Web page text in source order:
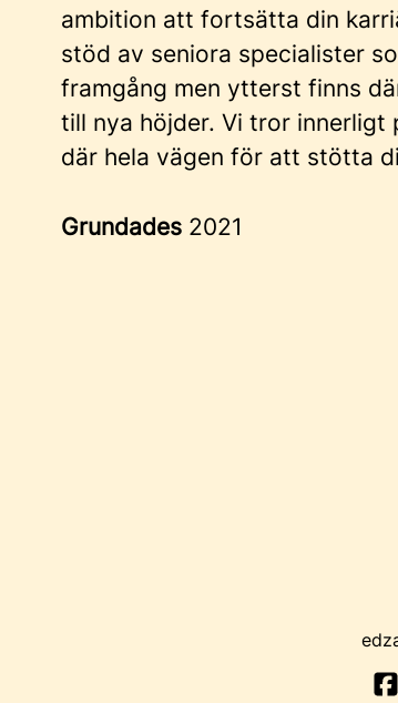
ambition att fortsätta din
stöd av seniora specialister
framgång men ytterst finns
till nya höjder. Vi tror innerligt
där hela vägen för att stötta
Grundades 2021